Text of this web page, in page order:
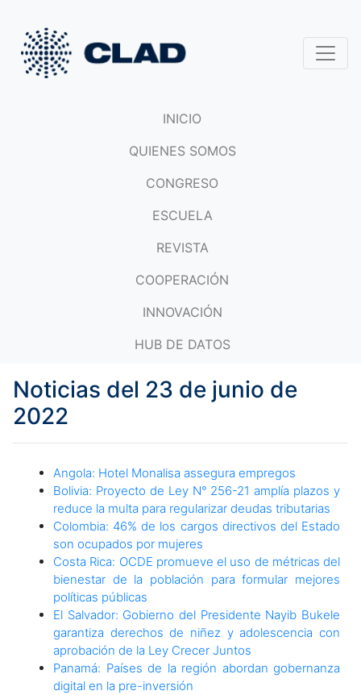
INICIO
QUIENES SOMOS
CONGRESO
ESCUELA
REVISTA
COOPERACIÓN
INNOVACIÓN
HUB DE DATOS
Noticias del 23 de junio de
2022
Angola: Hotel Monalisa assegura empregos
Bolivia: Proyecto de Ley N° 256-21 amplía plazos y
reduce la multa para regularizar deudas tributarias
Colombia: 46% de los cargos directivos del Estado
son ocupados por mujeres
Costa Rica: OCDE promueve el uso de métricas del
bienestar de la población para formular mejores
políticas públicas
El Salvador: Gobierno del Presidente Nayib Bukele
garantiza derechos de niñez y adolescencia con
aprobación de la Ley Crecer Juntos
Panamá: Países de la región abordan gobernanza
digital en la pre-inversión